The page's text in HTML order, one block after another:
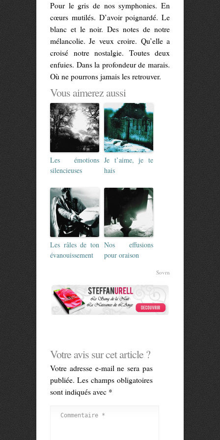
Pour le gris de nos symphonies. En
cœurs mutilés. D’avoir poignardé. Le
blanc et le noir. Des notes de notre
mélancolie. Je veux croire. Qu’elle a
croisé notre nostalgie. Toutes deux
enfuies. Dans la profondeur de marais.
Où ne pourrons jamais les retrouver.
Vous aimerez aussi
Les émotions
silencieuses
Je t’aime, je te
hais
Les râles de ton
évanouissement
Nos effusions
pour oraison
Sovrn
Votre avis sur cet article ?
Votre adresse e-mail ne sera pas
publiée. Les champs obligatoires
sont indiqués avec *